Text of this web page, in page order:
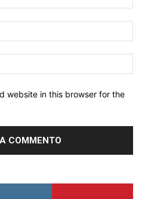
website in this browser for the